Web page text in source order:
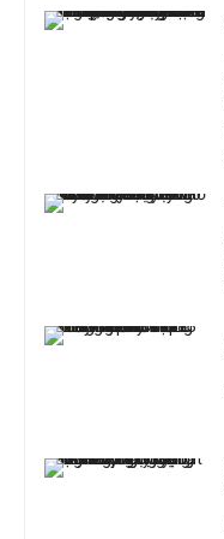
Kết luận kiểm toán về quản lý, sử dụng tài chính công năm 2021 của Bộ Tài nguyên và Môi trường: Nhiều thiếu sót cần khắc phục
Trường Đại học Y Hà Nội cảnh báo lừa đảo chuyển tiền để đăng ký chỗ ở ký túc xá
Hà Tĩnh Tổ Chức Lễ Giỗ Lần Thứ 83 Tưởng Nhớ cố Tổng Bí thư Hà Huy Tập
Bộ Chính trị kỷ luật Ban Thường vụ Tỉnh ủy An Giang do sai phạm nghiêm trọng